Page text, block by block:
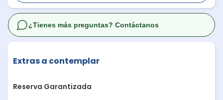
Extras a contemplar
Reserva Garantizada
¿Tienes más preguntas? Contáctanos